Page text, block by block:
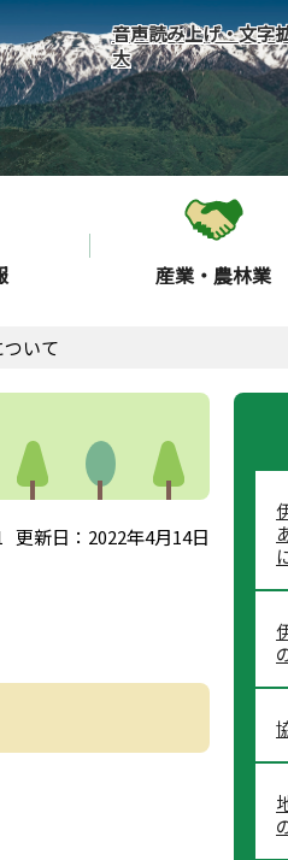
音声読み上げ・文字
大
産業・農林業
いて
更新日：2022年4月14日